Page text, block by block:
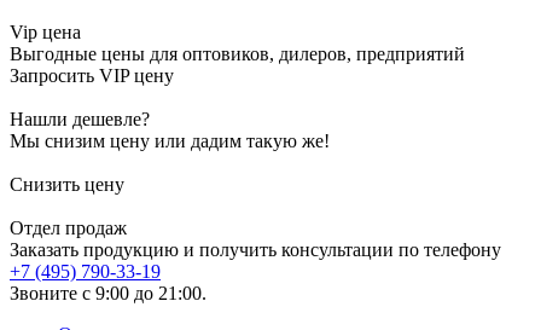
Vip цена
Выгодные цены для оптовиков, дилеров, предприятий
Запросить VIP цену
Нашли дешевле?
Мы снизим цену или дадим такую же!
Снизить цену
Отдел продаж
Заказать продукцию и получить консультации по телефону
+7 (495) 790-33-19
Звоните с 9:00 до 21:00.